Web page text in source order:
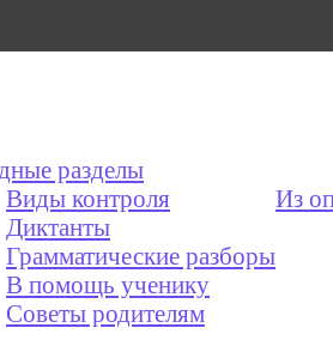
разделы
Из
Виды контроля
Диктанты
Грамматические разборы
В помощь ученику
Советы родителям